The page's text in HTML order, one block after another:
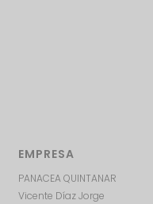
EMPRESA
PANACEA QUINTANAR
Vicente Díaz Jorge